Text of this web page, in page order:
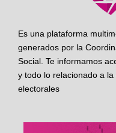
Es una plataforma
generados por la
Social. Te informamos
y todo lo relacionado a
electorales